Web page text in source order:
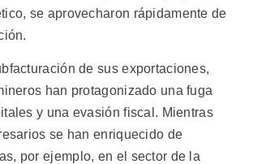
se aprovecharon rápidamente de
de sus exportaciones,
han protagonizado una fuga
y una evasión fiscal. Mientras
se han enriquecido de
por ejemplo, en el sector de la